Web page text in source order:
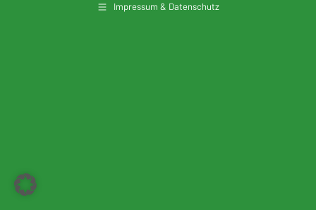
Impressum & Datenschutz